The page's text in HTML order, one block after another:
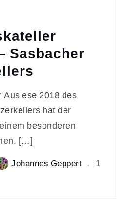
Sasbacher
Auslese 2018 des
hat der
besonderen
[…]
Johannes Geppert
1